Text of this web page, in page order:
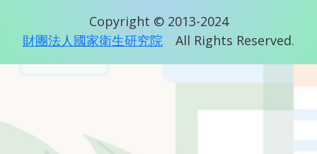
Copyright © 2013-2024
財團法人國家衛生研究院
All Rights Reserved.